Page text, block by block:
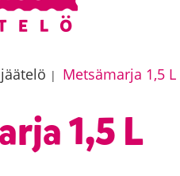
| Metsämarja 1,5 L
1,5 L